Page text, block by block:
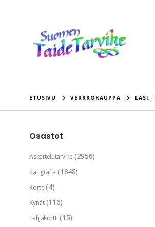
ETUSIVU VERKKOKAUPPA LASI,
Osastot
Askartelutarvike (2956)
Kalligrafia (1848)
Kortit (4)
Kynät (116)
Lahjakortti (15)